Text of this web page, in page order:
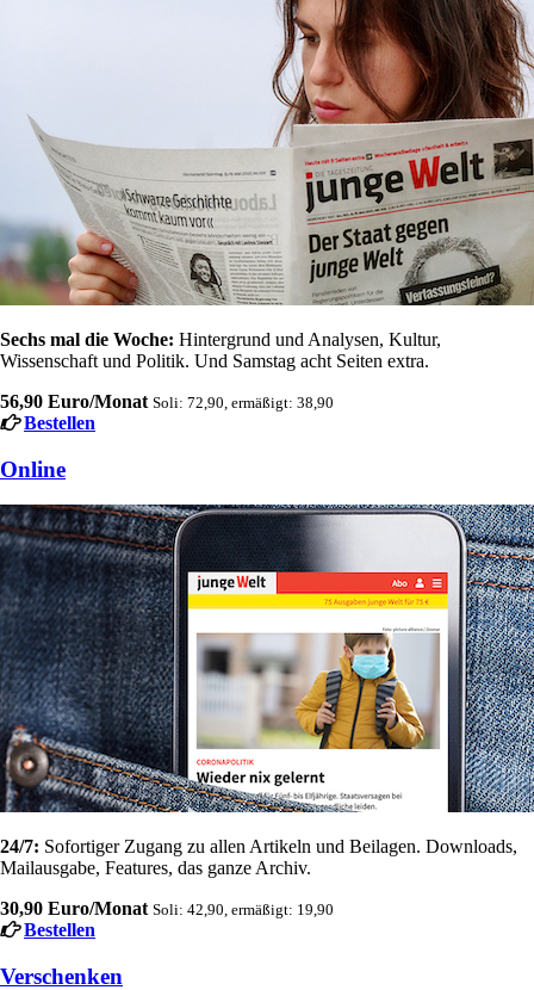
Sechs mal die Woche: Hintergrund und Analysen, Kultur,
Wissenschaft und Politik. Und Samstag acht Seiten extra.
56,90 Euro/Monat Soli: 72,90, ermäßigt: 38,90
Bestellen
Online
24/7: Sofortiger Zugang zu allen Artikeln und Beilagen. Downloads,
Mailausgabe, Features, das ganze Archiv.
30,90 Euro/Monat Soli: 42,90, ermäßigt: 19,90
Bestellen
Verschenken